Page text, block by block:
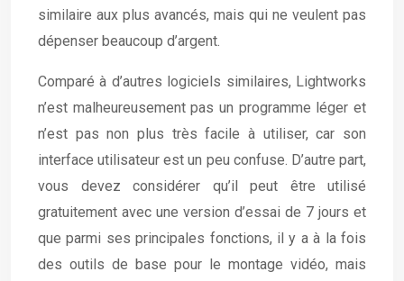
similaire aux plus avancés, mais qui ne veulent pas
dépenser beaucoup d’argent.
Comparé à d’autres logiciels similaires, Lightworks
n’est malheureusement pas un programme léger et
n’est pas non plus très facile à utiliser, car son
interface utilisateur est un peu confuse. D’autre part,
vous devez considérer qu’il peut être utilisé
gratuitement avec une version d’essai de 7 jours et
que parmi ses principales fonctions, il y a à la fois
des outils de base pour le montage vidéo, mais